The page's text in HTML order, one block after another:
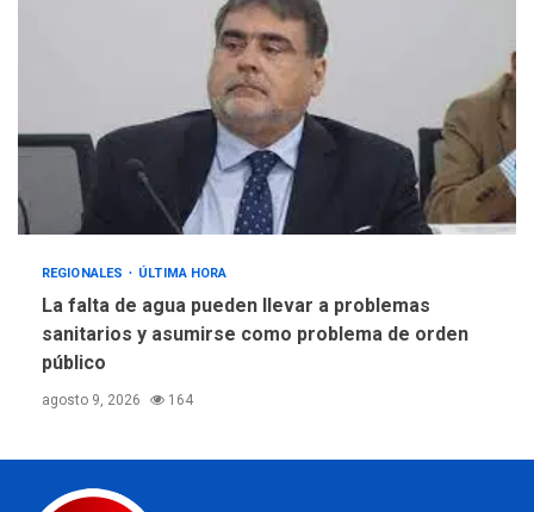
REGIONALES ÚLTIMA HORA
La falta de agua pueden llevar a problemas
sanitarios y asumirse como problema de orden
público
agosto 9, 2026 164